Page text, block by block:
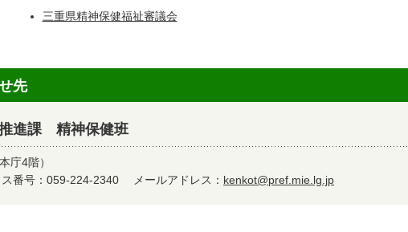
三重県精神保健福祉審議会
先
進課 精神保健班
庁4階）
ス番号：059-224-2340 メールアドレス： kenkot@pref.mie.lg.jp